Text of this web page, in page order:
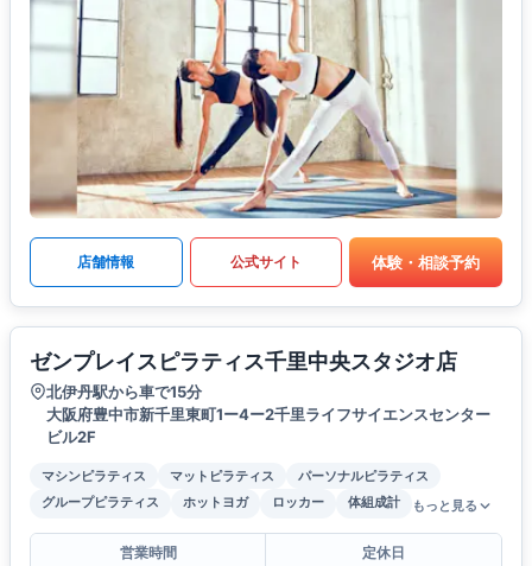
店舗情報 公式サイト 体験・相談予約
ゼンプレイスピラティス千里中央スタジオ店
北伊丹駅から車で15分
大阪府豊中市新千里東町1ー4ー2千里ライフサイエンスセンター
ビル2F
マシンピラティス マットピラティス
パーソナルピラティス
グループピラティス
ホットヨガ ロッカー 体組成計 もっと見る
営業時間
定休日